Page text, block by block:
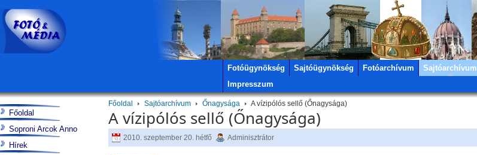
Fotóügynökség Sajtóügynökség Fotóarchívum Sajtóarchívum
Impresszum
Főoldal Sajtóarchívum Őnagysága A vízipólós sellő (Őnagysága)
A vízipólós sellő (Őnagysága)
2010. szeptember 20. hétfő Adminisztrátor
Főoldal
Soproni Arcok Anno
Hírek